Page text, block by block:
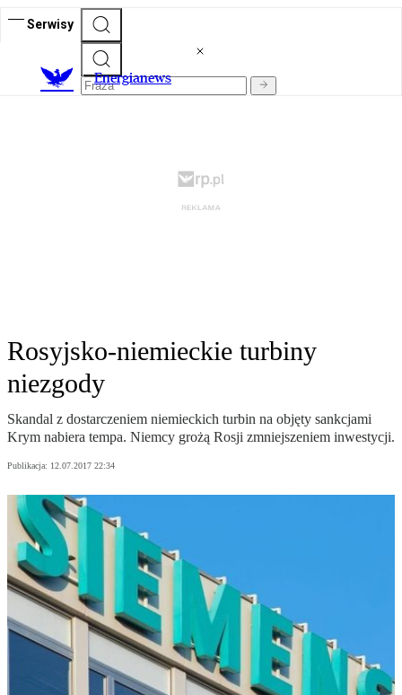
Serwisy
Energianews
Rosyjsko-niemieckie turbiny
niezgody
Skandal z dostarczeniem niemieckich turbin na objęty sankcjami
Krym nabiera tempa. Niemcy grożą Rosji zmniejszeniem inwestycji.
Publikacja: 12.07.2017 22:34